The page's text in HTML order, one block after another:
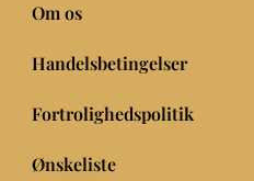
Om os
Handelsbetingelser
Fortrolighedspolitik
Ønskeliste